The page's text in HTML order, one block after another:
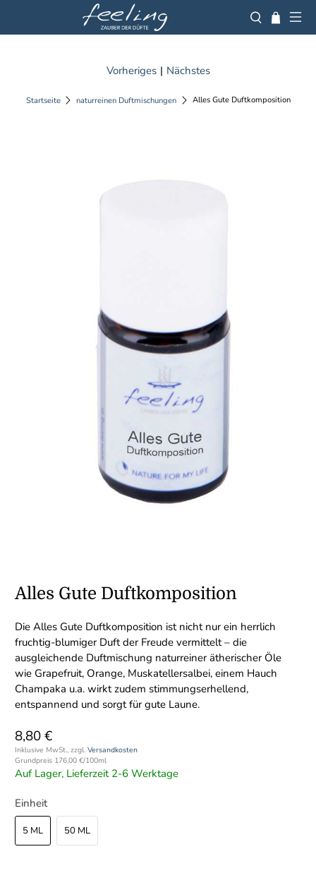
Startseite naturreinen Duftmischungen Alles Gute Duftkomposition
Vorheriges | Nächstes
Alles Gute Duftkomposition
Die Alles Gute Duftkomposition ist nicht nur ein herrlich
fruchtig-blumiger Duft der Freude vermittelt – die
ausgleichende Duftmischung naturreiner ätherischer Öle
wie Grapefruit, Orange, Muskatellersalbei, einem Hauch
Champaka u.a. wirkt zudem stimmungserhellend,
entspannend und sorgt für gute Laune.
8,80 €
Inklusive MwSt., zzgl.Versandkosten
Grundpreis 176,00 €/100ml
Auf Lager, Lieferzeit 2-6 Werktage
Einheit
5 ML 50 ML